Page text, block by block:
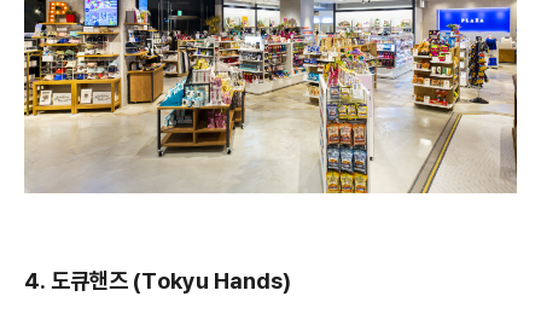
4. 도큐핸즈 (Tokyu Hands)